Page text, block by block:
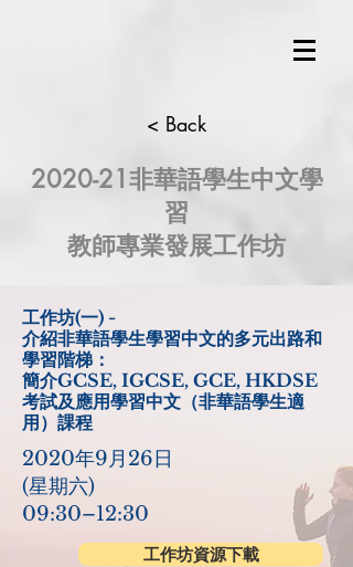
< Back
2020-21非華語學生中文學
習
教師專業發展工作坊
工作坊(一) -
介紹非華語學生學習中文的多元出路和
學習階梯：
簡介GCSE, IGCSE, GCE, HKDSE
考試及應用學習中文（非華語學生適
用）課程
2020年9月26日
(星期六)
09:30–12:30
工作坊資源下載